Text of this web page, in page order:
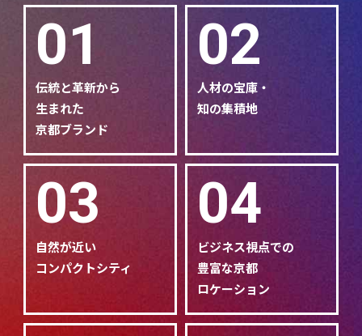
01
伝統と革新から
生まれた
京都ブランド
02
人材の宝庫・
知の集積地
03
自然が近い
コンパクトシティ
04
ビジネス視点での
豊富な京都
ロケーション